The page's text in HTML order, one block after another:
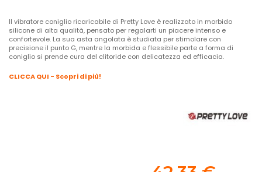
Il vibratore coniglio ricaricabile di Pretty Love è realizzato in morbido
silicone di alta qualità, pensato per regalarti un piacere intenso e
confortevole. La sua asta angolata è studiata per stimolare con
precisione il punto G, mentre la morbida e flessibile parte a forma di
coniglio si prende cura del clitoride con delicatezza ed efficacia.
CLICCA QUI - Scopri di più!